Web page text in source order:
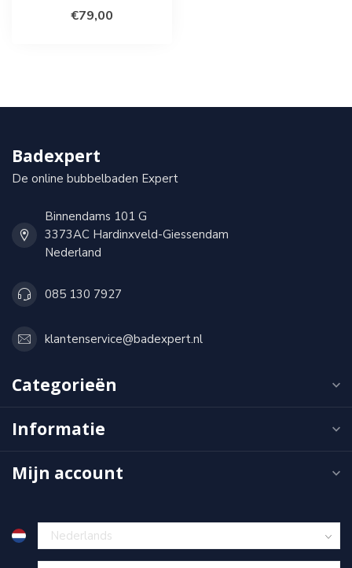
€79,00
Badexpert
De online bubbelbaden Expert
Binnendams 101 G
3373AC Hardinxveld-Giessendam
Nederland
085 130 7927
klantenservice@badexpert.nl
Categorieën
Informatie
Mijn account